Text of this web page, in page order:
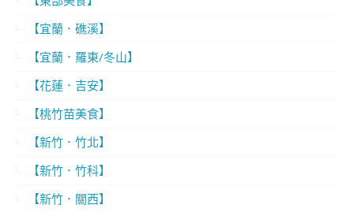
【宜蘭．礁溪】
【宜蘭．羅東/冬山】
【花蓮．吉安】
【桃竹苗美食】
【新竹．竹北】
【新竹．竹科】
【新竹．關西】